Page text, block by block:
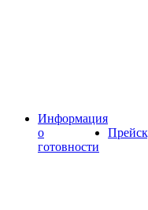
Информация
о
готовности